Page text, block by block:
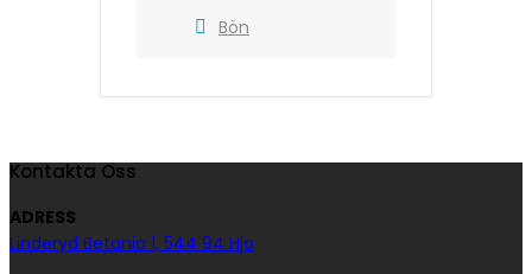
Bön
Kontakta Oss
ADRESS
Linderyd Betania 1, 544 94 Hjo